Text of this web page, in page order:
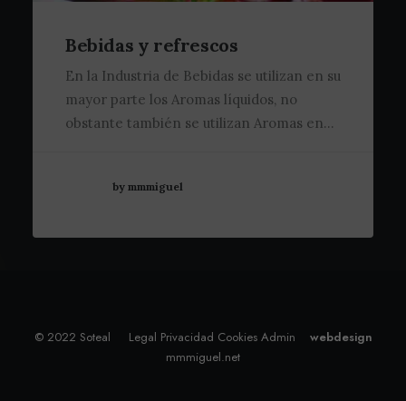
Bebidas y refrescos
En la Industria de Bebidas se utilizan en su
mayor parte los Aromas líquidos, no
obstante también se utilizan Aromas en…
by mmmiguel
© 2022 Soteal Legal Privacidad Cookies Admin
webdesign
mmmiguel.net